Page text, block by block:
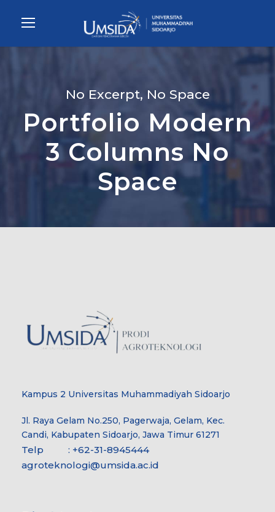
No Excerpt, No Space
Portfolio Modern
3 Columns No
Space
Kampus 2 Universitas Muhammadiyah Sidoarjo
Jl. Raya Gelam No.250, Pagerwaja, Gelam, Kec.
Candi, Kabupaten Sidoarjo, Jawa Timur 61271
Telp : +62-31-8945444
agroteknologi@umsida.ac.id